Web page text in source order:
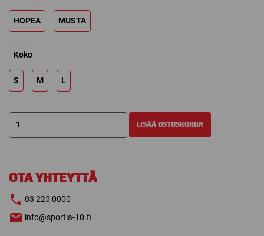
HOPEA MUSTA
Koko
S M L
WARRIOR
FM
määrä
LISÄÄ OSTOSKORIIN
OTA YHTEYTTÄ
03 225 0000
info@sportia-10.fi